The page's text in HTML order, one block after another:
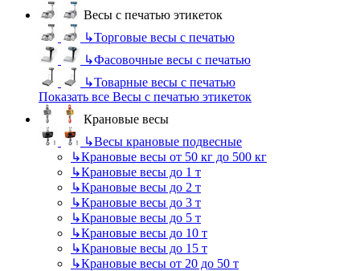
Весы с печатью этикеток
↳Торговые весы с печатью
↳Фасовочные весы с печатью
↳Товарные весы с печатью
Показать все Весы с печатью этикеток
Крановые весы
↳Весы крановые подвесные
↳Крановые весы от 50 кг до 500 кг
↳Крановые весы до 1 т
↳Крановые весы до 2 т
↳Крановые весы до 3 т
↳Крановые весы до 5 т
↳Крановые весы до 10 т
↳Крановые весы до 15 т
↳Крановые весы от 20 до 50 т